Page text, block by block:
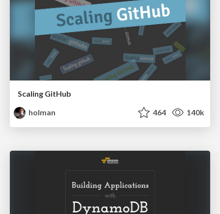
Scaling GitHub
holman
464 140k